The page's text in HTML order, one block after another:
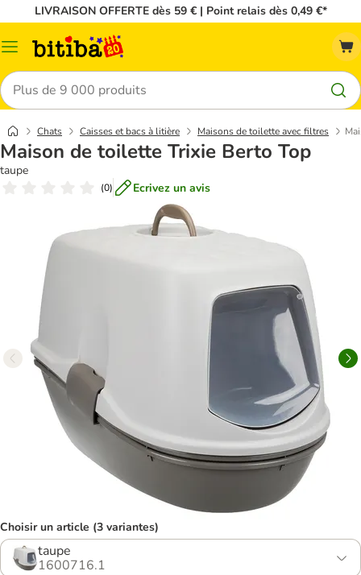
LIVRAISON OFFERTE dès 59 € | Point relais dès 0,49 €*
Menu
Rechercher
Chats Caisses et bacs à litière Maisons de toilette avec filtres
Maison de toilette Trixie Berto Top
taupe
(0) Ecrivez un avis
Choisir un article (3 variantes)
taupe
1600716.1